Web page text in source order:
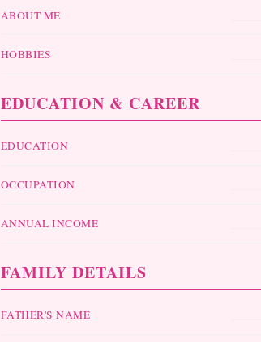
ABOUT ME
HOBBIES
EDUCATION & CAREER
EDUCATION
OCCUPATION
ANNUAL INCOME
FAMILY DETAILS
FATHER'S NAME